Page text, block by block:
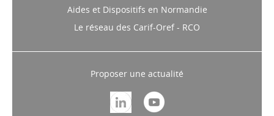
Aides et Dispositifs en Normandie
Le réseau des Carif-Oref - RCO
Proposer une actualité